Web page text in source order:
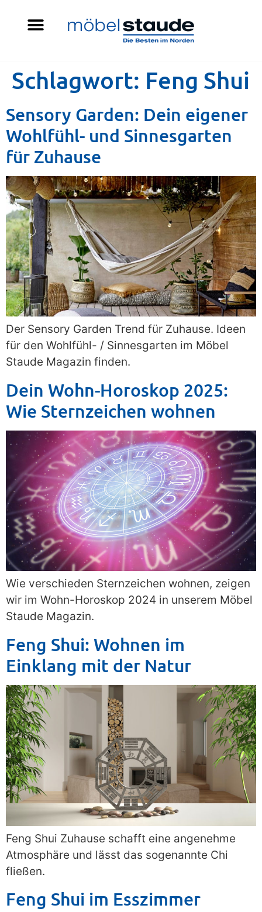
Schlagwort: Feng Shui
Sensory Garden: Dein eigener
Wohlfühl- und Sinnesgarten
für Zuhause
Der Sensory Garden Trend für Zuhause. Ideen
für den Wohlfühl- / Sinnesgarten im Möbel
Staude Magazin finden.
Dein Wohn-Horoskop 2025:
Wie Sternzeichen wohnen
Wie verschieden Sternzeichen wohnen, zeigen
wir im Wohn-Horoskop 2024 in unserem Möbel
Staude Magazin.
Feng Shui: Wohnen im
Einklang mit der Natur
Feng Shui Zuhause schafft eine angenehme
Atmosphäre und lässt das sogenannte Chi
fließen.
Feng Shui im Esszimmer